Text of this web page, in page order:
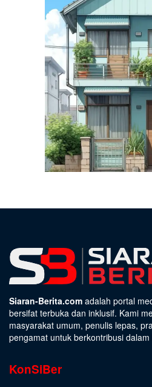
Siaran-Berita.com adalah portal
bersifat terbuka dan inklusif. Kami
masyarakat umum, penulis lepas,
pengamat untuk berkontribusi
KonSiBer